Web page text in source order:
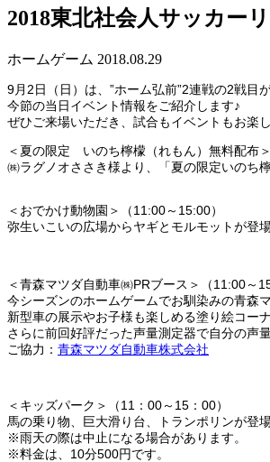
2018東北社会人サッカー
ホームゲーム 2018.08.29
9月2日（日）は、”ホーム弘前”2連戦の2戦目
今節の当日イベント情報をご紹介します♪
ぜひご来場いただき、試合もイベントもお楽
＜夏の限定 いのち檸檬（れもん）無料配布＞
㈱ラグノオささき様より、「夏の限定いのち
＜おでかけ動物園＞（11:00～15:00）
弥生いこいの広場からヤギとモルモットが登場
＜青森マツダ自動車㈱PRブース＞（11:00～
今シーズンのホームゲームでお馴染みの青森
新型車の展示やお子様も楽しめる塗り絵コー
さらに前回好評だった声量測定器で自分の声
ご協力： 青森マツダ自動車株式会社
＜キッズパーク＞（11：00～15：00）
馬の乗り物、巨大滑り台、トランポリンが登場
※雨天の際は中止になる場合があります。
※料金は、10分500円です。